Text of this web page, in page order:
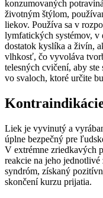
konzumovaných
životným štýlom,
liekov. Používa sa v
lymfatických systémov, v
dostatok kyslíka a živín,
vlhkosť, čo vyvoláva
telesných cvičení, aby
vo svaloch, ktoré určite
Liek je vyvinutý a
úplne bezpečný pre
V extrémne zriedkavých
reakcie na jeho
syndróm, získaný
skončení kurzu prijatia.